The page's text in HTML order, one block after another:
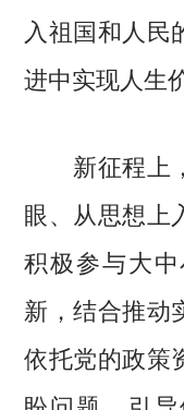
入祖国和人民
进中实现人生
新征程上，
眼、从思想上
积极参与大
新，结合推动
依托党的政策